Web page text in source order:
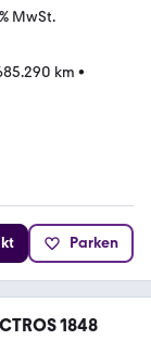
MwSt.
km •
Parken
1848